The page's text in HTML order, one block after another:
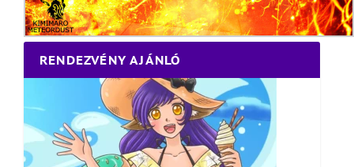
RENDEZVÉNY AJÁNLÓ